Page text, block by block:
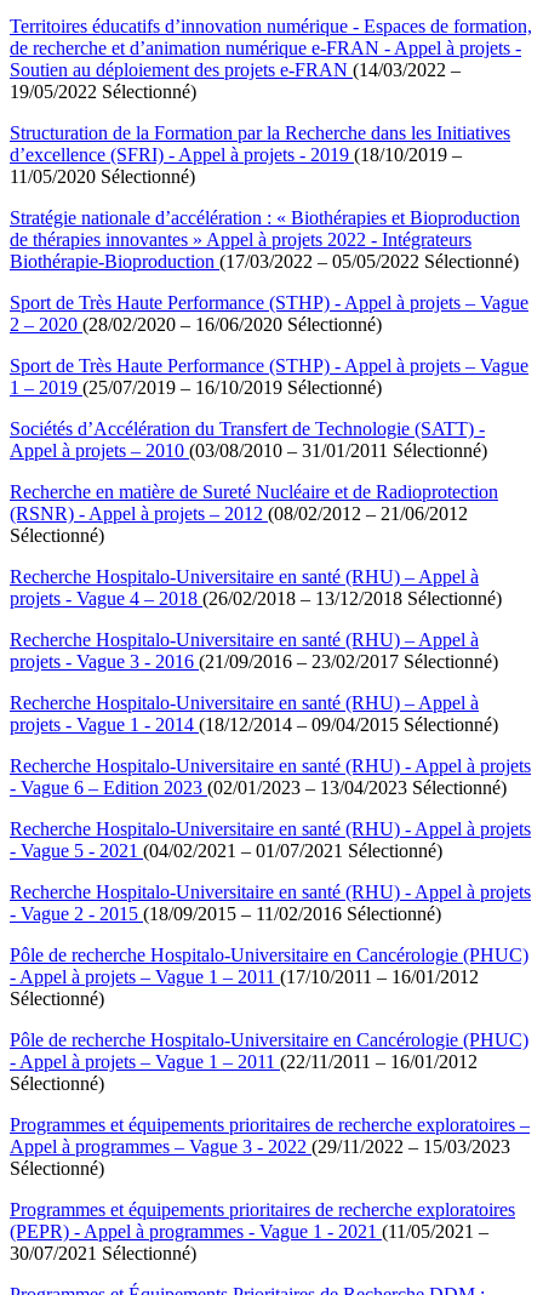
Territoires éducatifs d’innovation numérique - Espaces de formation,
de recherche et d’animation numérique e-FRAN - Appel à projets -
Soutien au déploiement des projets e-FRAN (14/03/2022 –
19/05/2022 Sélectionné)
Structuration de la Formation par la Recherche dans les Initiatives
d’excellence (SFRI) - Appel à projets - 2019 (18/10/2019 –
11/05/2020 Sélectionné)
Stratégie nationale d’accélération : « Biothérapies et Bioproduction
de thérapies innovantes » Appel à projets 2022 - Intégrateurs
Biothérapie-Bioproduction (17/03/2022 – 05/05/2022 Sélectionné)
Sport de Très Haute Performance (STHP) - Appel à projets – Vague
2 – 2020 (28/02/2020 – 16/06/2020 Sélectionné)
Sport de Très Haute Performance (STHP) - Appel à projets – Vague
1 – 2019 (25/07/2019 – 16/10/2019 Sélectionné)
Sociétés d’Accélération du Transfert de Technologie (SATT) -
Appel à projets – 2010 (03/08/2010 – 31/01/2011 Sélectionné)
Recherche en matière de Sureté Nucléaire et de Radioprotection
(RSNR) - Appel à projets – 2012 (08/02/2012 – 21/06/2012
Sélectionné)
Recherche Hospitalo-Universitaire en santé (RHU) – Appel à
projets - Vague 4 – 2018 (26/02/2018 – 13/12/2018 Sélectionné)
Recherche Hospitalo-Universitaire en santé (RHU) – Appel à
projets - Vague 3 - 2016 (21/09/2016 – 23/02/2017 Sélectionné)
Recherche Hospitalo-Universitaire en santé (RHU) – Appel à
projets - Vague 1 - 2014 (18/12/2014 – 09/04/2015 Sélectionné)
Recherche Hospitalo-Universitaire en santé (RHU) - Appel à projets
- Vague 6 – Edition 2023 (02/01/2023 – 13/04/2023 Sélectionné)
Recherche Hospitalo-Universitaire en santé (RHU) - Appel à projets
- Vague 5 - 2021 (04/02/2021 – 01/07/2021 Sélectionné)
Recherche Hospitalo-Universitaire en santé (RHU) - Appel à projets
- Vague 2 - 2015 (18/09/2015 – 11/02/2016 Sélectionné)
Pôle de recherche Hospitalo-Universitaire en Cancérologie (PHUC)
- Appel à projets – Vague 1 – 2011 (17/10/2011 – 16/01/2012
Sélectionné)
Pôle de recherche Hospitalo-Universitaire en Cancérologie (PHUC)
- Appel à projets – Vague 1 – 2011 (22/11/2011 – 16/01/2012
Sélectionné)
Programmes et équipements prioritaires de recherche exploratoires –
Appel à programmes – Vague 3 - 2022 (29/11/2022 – 15/03/2023
Sélectionné)
Programmes et équipements prioritaires de recherche exploratoires
(PEPR) - Appel à programmes - Vague 1 - 2021 (11/05/2021 –
30/07/2021 Sélectionné)